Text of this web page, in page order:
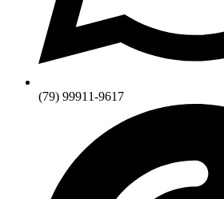
(79) 99911-9617